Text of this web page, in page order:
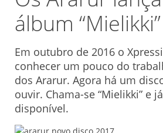
álbum “Mielikki”
Em outubro de 2016 o
conhecer um pouco do
dos Ararur. Agora há um
ouvir. Chama-se “Mielikki” e
disponível.